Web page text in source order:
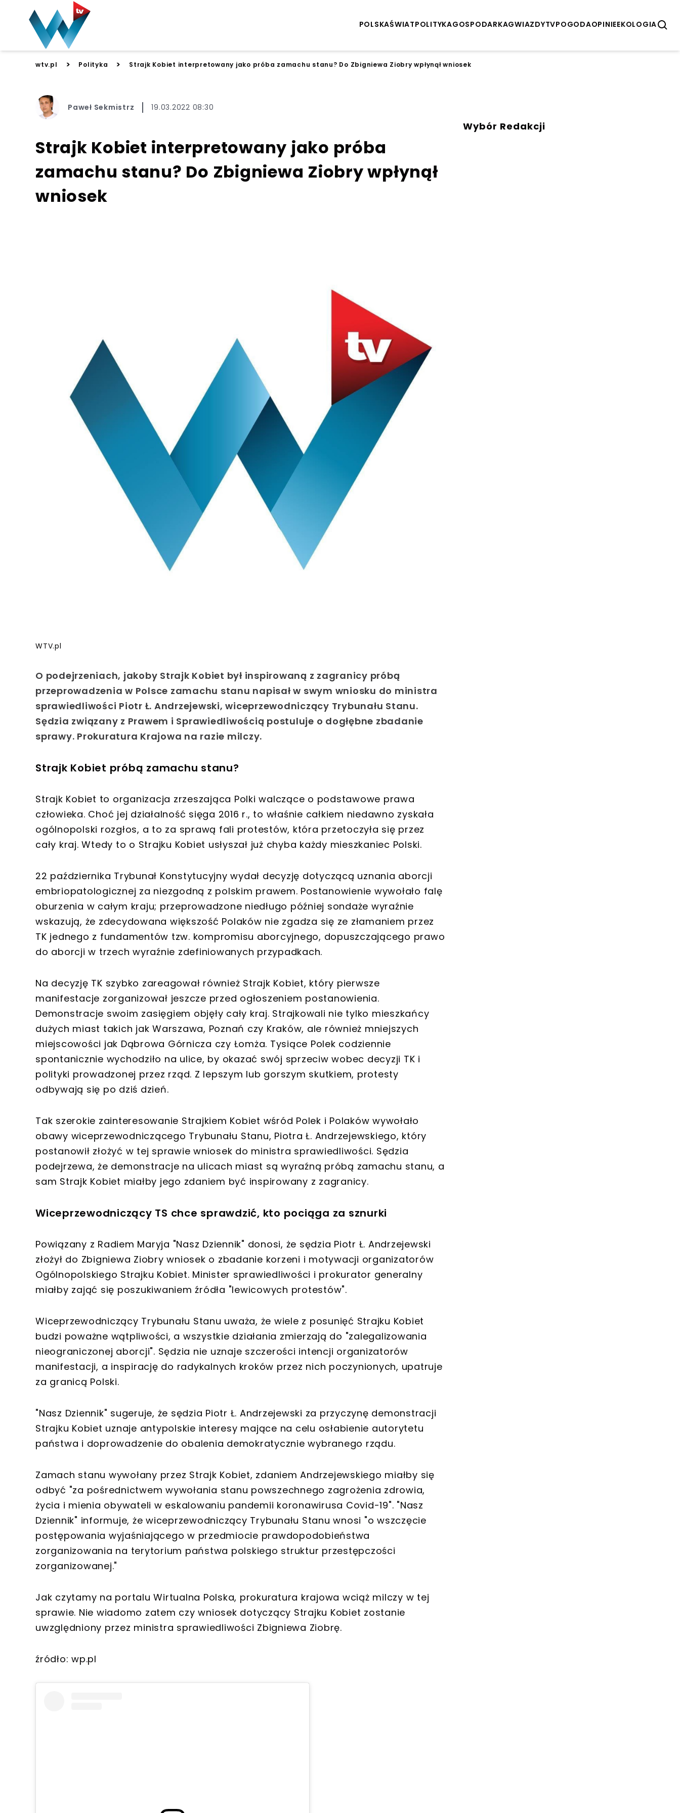
POLSKAŚWIATPOLITYKAGOSPODARKAGWIAZDYTVPOGODAOPINIEEKOLOGIA
wtv.pl > Polityka > Strajk Kobiet interpretowany jako próba zamachu stanu? Do Zbigniewa Ziobry wpłynął wniosek
Paweł Sekmistrz 19.03.2022 08:30
Strajk Kobiet interpretowany jako próba
zamachu stanu? Do Zbigniewa Ziobry wpłynął
wniosek
WTV.pl
O podejrzeniach, jakoby Strajk Kobiet był inspirowaną z zagranicy próbą
przeprowadzenia w Polsce zamachu stanu napisał w swym wniosku do ministra
sprawiedliwości Piotr Ł. Andrzejewski, wiceprzewodniczący Trybunału Stanu.
Sędzia związany z Prawem i Sprawiedliwością postuluje o dogłębne zbadanie
sprawy. Prokuratura Krajowa na razie milczy.
Strajk Kobiet próbą zamachu stanu?
Strajk Kobiet to organizacja zrzeszająca Polki walczące o podstawowe prawa
człowieka. Choć jej działalność sięga 2016 r., to właśnie całkiem niedawno zyskała
ogólnopolski rozgłos, a to za sprawą fali protestów, która przetoczyła się przez
cały kraj. Wtedy to o Strajku Kobiet usłyszał już chyba każdy mieszkaniec Polski.
22 października Trybunał Konstytucyjny wydał decyzję dotyczącą uznania aborcji
embriopatologicznej za niezgodną z polskim prawem. Postanowienie wywołało falę
oburzenia w całym kraju; przeprowadzone niedługo później sondaże wyraźnie
wskazują, że zdecydowana większość Polaków nie zgadza się ze złamaniem przez
TK jednego z fundamentów tzw. kompromisu aborcyjnego, dopuszczającego prawo
do aborcji w trzech wyraźnie zdefiniowanych przypadkach.
Na decyzję TK szybko zareagował również Strajk Kobiet, który pierwsze
manifestacje zorganizował jeszcze przed ogłoszeniem postanowienia.
Demonstracje swoim zasięgiem objęły cały kraj. Strajkowali nie tylko mieszkańcy
dużych miast takich jak Warszawa, Poznań czy Kraków, ale również mniejszych
miejscowości jak Dąbrowa Górnicza czy Łomża. Tysiące Polek codziennie
spontanicznie wychodziło na ulice, by okazać swój sprzeciw wobec decyzji TK i
polityki prowadzonej przez rząd. Z lepszym lub gorszym skutkiem, protesty
odbywają się po dziś dzień.
Tak szerokie zainteresowanie Strajkiem Kobiet wśród Polek i Polaków wywołało
obawy wiceprzewodniczącego Trybunału Stanu, Piotra Ł. Andrzejewskiego, który
postanowił złożyć w tej sprawie wniosek do ministra sprawiedliwości. Sędzia
podejrzewa, że demonstracje na ulicach miast są wyraźną próbą zamachu stanu, a
sam Strajk Kobiet miałby jego zdaniem być inspirowany z zagranicy.
Wiceprzewodniczący TS chce sprawdzić, kto pociąga za sznurki
Powiązany z Radiem Maryja "Nasz Dziennik" donosi, że sędzia Piotr Ł. Andrzejewski
złożył do Zbigniewa Ziobry wniosek o zbadanie korzeni i motywacji organizatorów
Ogólnopolskiego Strajku Kobiet. Minister sprawiedliwości i prokurator generalny
miałby zająć się poszukiwaniem źródła "lewicowych protestów".
Wiceprzewodniczący Trybunału Stanu uważa, że wiele z posunięć Strajku Kobiet
budzi poważne wątpliwości, a wszystkie działania zmierzają do "zalegalizowania
nieograniczonej aborcji". Sędzia nie uznaje szczerości intencji organizatorów
manifestacji, a inspirację do radykalnych kroków przez nich poczynionych, upatruje
za granicą Polski.
"Nasz Dziennik" sugeruje, że sędzia Piotr Ł. Andrzejewski za przyczynę demonstracji
Strajku Kobiet uznaje antypolskie interesy mające na celu osłabienie autorytetu
państwa i doprowadzenie do obalenia demokratycznie wybranego rządu.
Zamach stanu wywołany przez Strajk Kobiet, zdaniem Andrzejewskiego miałby się
odbyć "za pośrednictwem wywołania stanu powszechnego zagrożenia zdrowia,
życia i mienia obywateli w eskalowaniu pandemii koronawirusa Covid-19". "Nasz
Dziennik" informuje, że wiceprzewodniczący Trybunału Stanu wnosi "o wszczęcie
postępowania wyjaśniającego w przedmiocie prawdopodobieństwa
zorganizowania na terytorium państwa polskiego struktur przestępczości
zorganizowanej."
Jak czytamy na portalu Wirtualna Polska, prokuratura krajowa wciąż milczy w tej
sprawie. Nie wiadomo zatem czy wniosek dotyczący Strajku Kobiet zostanie
uwzględniony przez ministra sprawiedliwości Zbigniewa Ziobrę.
źródło: wp.pl
Wybór Redakcji